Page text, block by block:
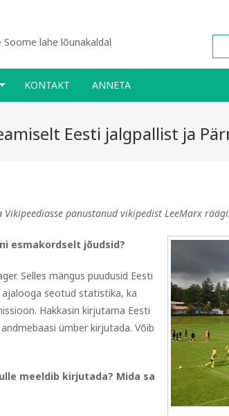
lahe lõunakaldal
KONTAKT ANNETA
Eesti jalgpallist ja
panustanud vikipedist LeeMarx
esmakordselt jõudsid?
Selles mängus puudusid Eesti
ajalooga seotud statistika, ka
Hakkasin kirjutama Eesti
ümber kirjutada. Võib
meeldib kirjutada? Mida sa